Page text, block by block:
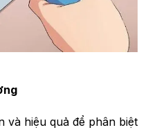
và hiệu quả để phân biệt